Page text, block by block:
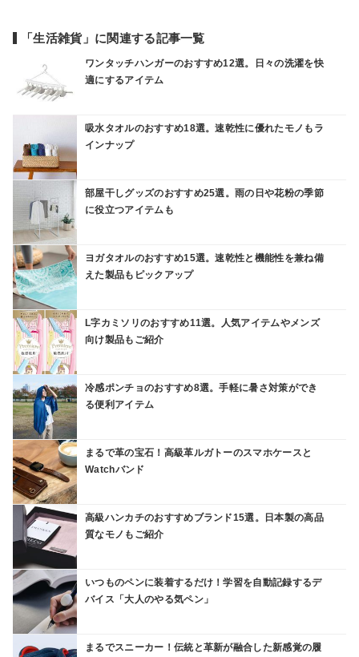
「生活雑貨」に関連する記事一覧
ワンタッチハンガーのおすすめ12選。日々の洗濯を快
適にするアイテム
吸水タオルのおすすめ18選。速乾性に優れたモノもラ
インナップ
部屋干しグッズのおすすめ25選。雨の日や花粉の季節
に役立つアイテムも
ヨガタオルのおすすめ15選。速乾性と機能性を兼ね備
えた製品もピックアップ
L字カミソリのおすすめ11選。人気アイテムやメンズ
向け製品もご紹介
冷感ポンチョのおすすめ8選。手軽に暑さ対策ができ
る便利アイテム
まるで革の宝石！高級革ルガトーのスマホケースと
Watchバンド
高級ハンカチのおすすめブランド15選。日本製の高品
質なモノもご紹介
いつものペンに装着するだけ！学習を自動記録するデ
バイス「大人のやる気ペン」
まるでスニーカー！伝統と革新が融合した新感覚の履